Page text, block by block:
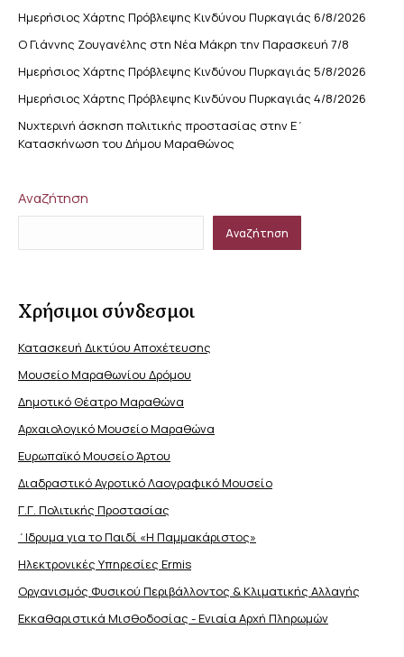
Ημερήσιος Χάρτης Πρόβλεψης Κινδύνου Πυρκαγιάς 6/8/2026
Ο Γιάννης Ζουγανέλης στη Νέα Μάκρη την Παρασκευή 7/8
Ημερήσιος Χάρτης Πρόβλεψης Κινδύνου Πυρκαγιάς 5/8/2026
Ημερήσιος Χάρτης Πρόβλεψης Κινδύνου Πυρκαγιάς 4/8/2026
Νυχτερινή άσκηση πολιτικής προστασίας στην Ε΄
Κατασκήνωση του Δήμου Μαραθώνος
Αναζήτηση
Αναζήτηση
Χρήσιμοι σύνδεσμοι
Κατασκευή Δικτύου Αποχέτευσης
Μουσείο Μαραθωνίου Δρόμου
Δημοτικό Θέατρο Μαραθώνα
Αρχαιολογικό Μουσείο Μαραθώνα
Ευρωπαϊκό Μουσείο Άρτου
Διαδραστικό Αγροτικό Λαογραφικό Μουσείο
Γ.Γ. Πολιτικής Προστασίας
΄Ιδρυμα για το Παιδί «Η Παμμακάριστος»
Ηλεκτρονικές Υπηρεσίες Ermis
Οργανισμός Φυσικού Περιβάλλοντος & Κλιματικής Aλλαγής
Εκκαθαριστικά Μισθοδοσίας - Ενιαία Αρχή Πληρωμών